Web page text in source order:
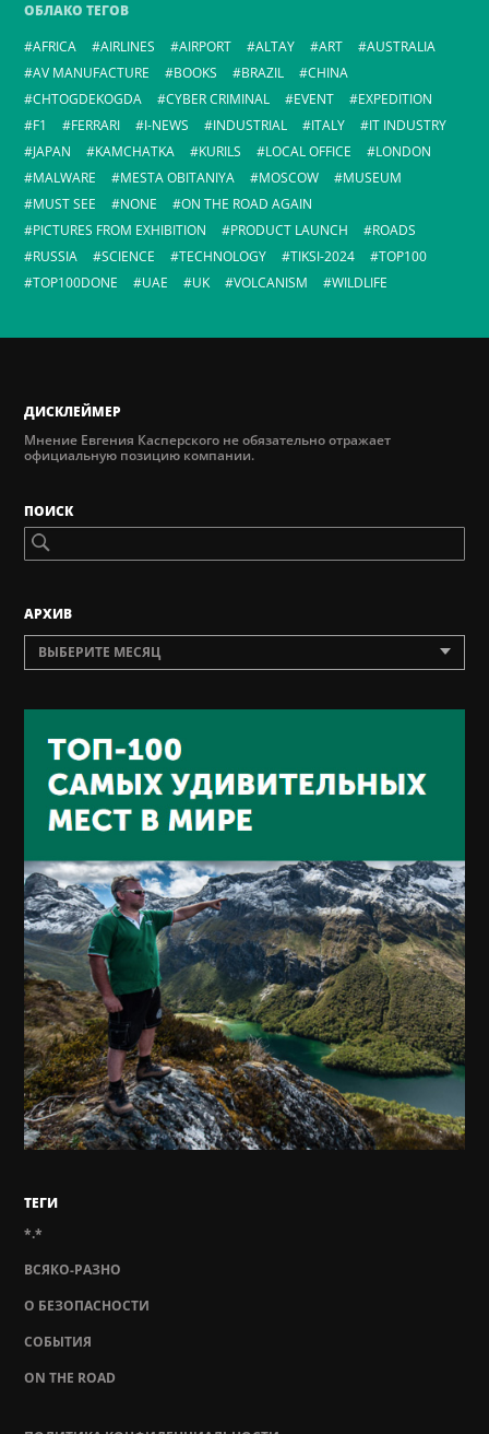
ОБЛАКО ТЕГОВ
AFRICA
AIRLINES AIRPORT ALTAY ART
AUSTRALIA
AV MANUFACTURE
BOOKS BRAZIL
CHINA
CHTOGDEKOGDA
CYBER CRIMINAL EVENT
EXPEDITION
F1
FERRARI I-NEWS INDUSTRIAL ITALY
IT INDUSTRY
JAPAN
KAMCHATKA KURILS LOCAL OFFICE
LONDON
MALWARE
MESTA OBITANIYA MOSCOW
MUSEUM
MUST SEE
NONE
ON THE ROAD AGAIN
PICTURES FROM EXHIBITION
PRODUCT LAUNCH
ROADS
RUSSIA
SCIENCE TECHNOLOGY TIKSI-2024
TOP100
TOP100DONE
UAE UK VOLCANISM WILDLIFE
ДИСКЛЕЙМЕР
Мнение Евгения Касперского не обязательно отражает
официальную позицию компании.
ПОИСК
AРХИВ
ВЫБЕРИТЕ МЕСЯЦ
ТЕГИ
*.*
ВСЯКО-РАЗНО
О БЕЗОПАСНОСТИ
СОБЫТИЯ
ON THE ROAD